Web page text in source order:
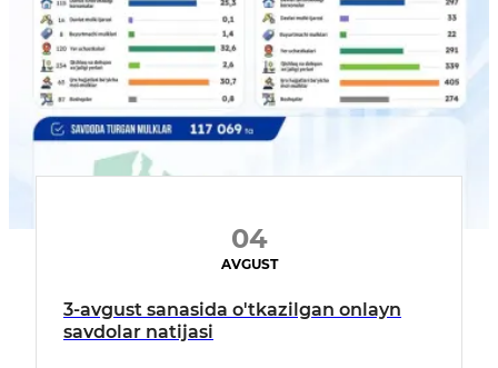
04
AVGUST
3-avgust sanasida o'tkazilgan onlayn
savdolar natijasi